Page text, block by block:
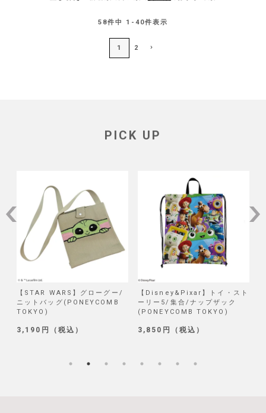
58件中 1 - 40件表示
1 2
PICK UP
【Disney&Pixar】トイ・スト
ーリー5/集合/ナップザック
(PONEYCOMB TOKYO)
3,850円（税込）
【Disney】リロ＆スティッチ/
試作品/ブラインド巾着 第二弾
(PONEYCOMB TOKYO)
1,320円（税込）